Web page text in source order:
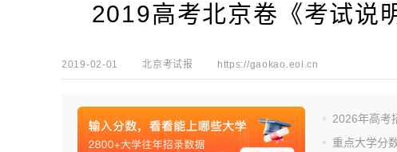
2019高考北京卷《考试说
2019-02-01 北京考试报 https://gaokao.eol.cn
2026年高考
重点大学分